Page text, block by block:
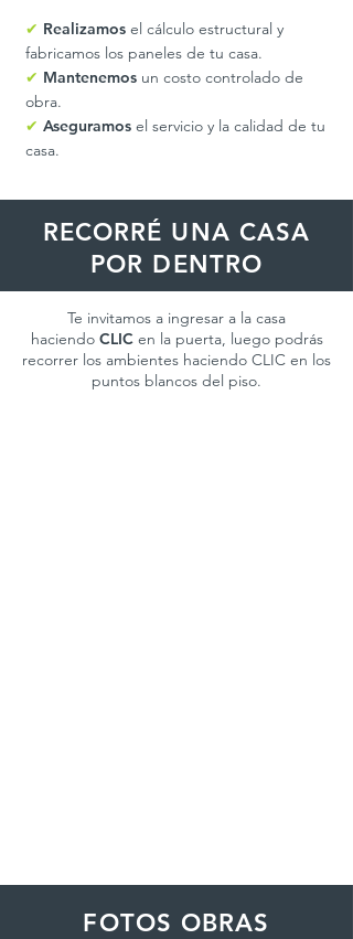
✔ Realizamos el cálculo estructural y
fabricamos los paneles de tu casa.
✔ Mantenemos un costo controlado de
obra.
✔ Aseguramos el servicio y la calidad de tu
casa.
RECORRÉ UNA CASA
POR DENTRO
Te invitamos a ingresar a la casa
haciendo CLICen la puerta, luego podrás
recorrer los ambientes haciendo CLIC en los
puntos blancos del piso.
FOTOS OBRAS